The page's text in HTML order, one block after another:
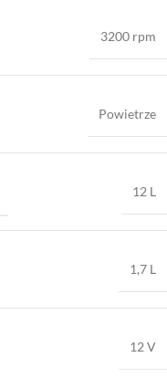
3200 rpm
Powietrze
12 L
1,7 L
12 V